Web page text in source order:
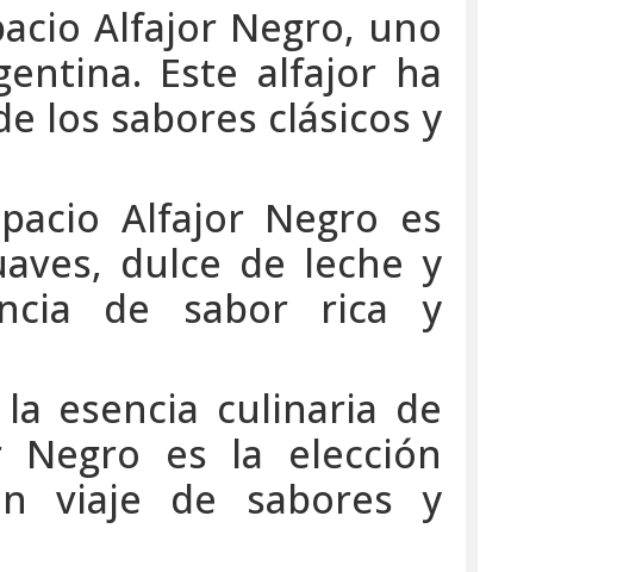
Alfajor Negro, uno
Este alfajor ha
los sabores clásicos y
Alfajor Negro es
dulce de leche y
de sabor rica y
esencia culinaria de
Negro es la elección
viaje de sabores y